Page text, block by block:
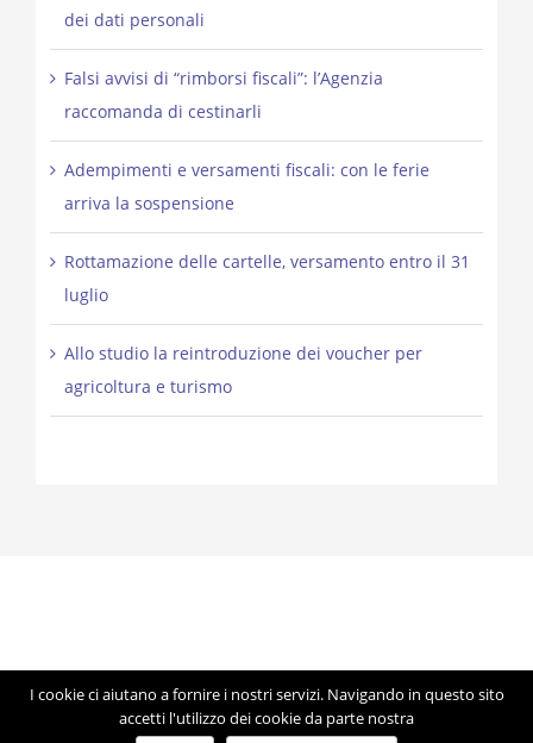
dei dati personali
Falsi avvisi di “rimborsi fiscali”: l’Agenzia
raccomanda di cestinarli
Adempimenti e versamenti fiscali: con le ferie
arriva la sospensione
Rottamazione delle cartelle, versamento entro il 31
luglio
Allo studio la reintroduzione dei voucher per
agricoltura e turismo
© Copyright 2012 -2026 | Studio Lorigiola | STELE | P.IVA
04041350283 | Made with ♥ byArtmosferausing WordPress
I cookie ci aiutano a fornire i nostri servizi. Navigando in questo sito
accetti l'utilizzo dei cookie da parte nostra